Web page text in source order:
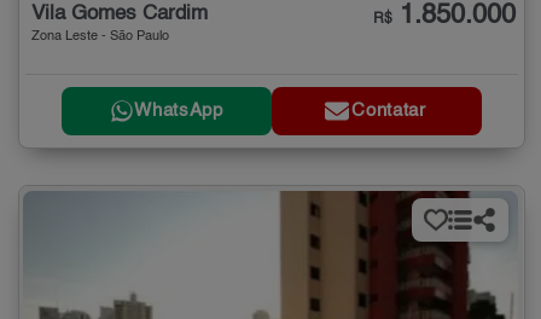
Vila Gomes Cardim
Zona Leste - São Paulo
R$ 1.850.000
WhatsApp Contatar